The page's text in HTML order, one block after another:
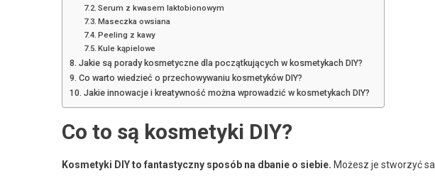
Serum z kwasem laktobionowym
Maseczka owsiana
Peeling z kawy
Kule kąpielowe
Jakie są porady kosmetyczne dla początkujących w kosmetykach DIY?
Co warto wiedzieć o przechowywaniu kosmetyków DIY?
Jakie innowacje i kreatywność można wprowadzić w kosmetykach DIY?
Co to są kosmetyki DIY?
Kosmetyki DIY to fantastyczny sposób na dbanie o siebie. Możesz je stworzyć